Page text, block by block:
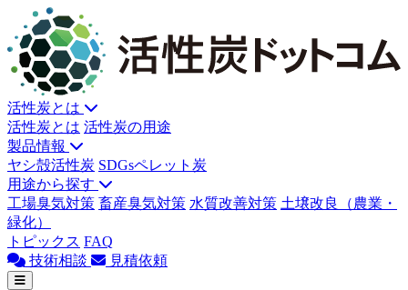
活性炭とは
活性炭とは 活性炭の用途
製品情報
ヤシ殻活性炭 SDGsペレット炭
用途から探す
工場臭気対策 畜産臭気対策 水質改善対策 土壌改良（農業・
緑化）
トピックス FAQ
技術相談
見積依頼